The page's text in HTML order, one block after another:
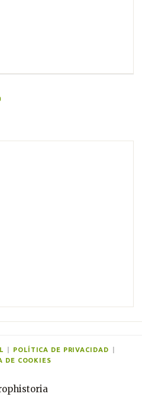
POLÍTICA DE PRIVACIDAD
DE COOKIES